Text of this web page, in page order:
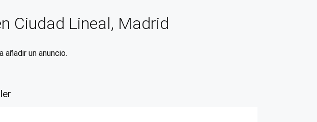
Ciudad Lineal, Madrid
añadir un anuncio.